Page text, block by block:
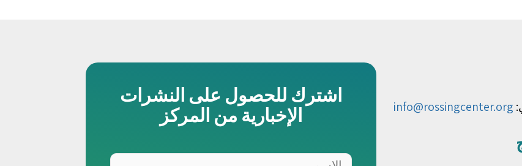
info@rossingcenter.org
اشترك للحصول على النشرات
الإخبارية من المركز